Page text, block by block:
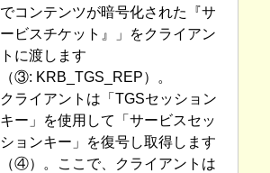
でコンテンツが暗号化された『サ
ービスチケット』」をクライアン
トに渡します
（③: KRB_TGS_REP）。
クライアントは「TGSセッション
キー」を使用して「サービスセッ
ションキー」を復号し取得します
（④）。ここで、クライアントは